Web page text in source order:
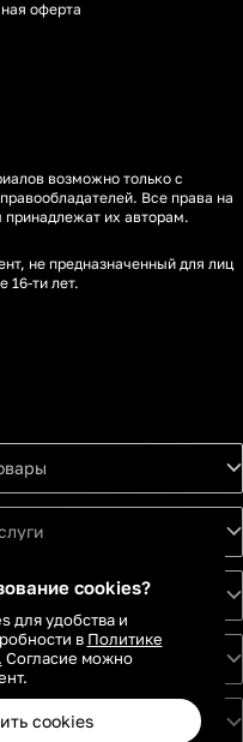
оферта
возможно только с
Все права на
принадлежат их авторам.
не предназначенный для лиц
16-ти лет.
cookies?
для удобства и
в Политике
Согласие можно
cookies